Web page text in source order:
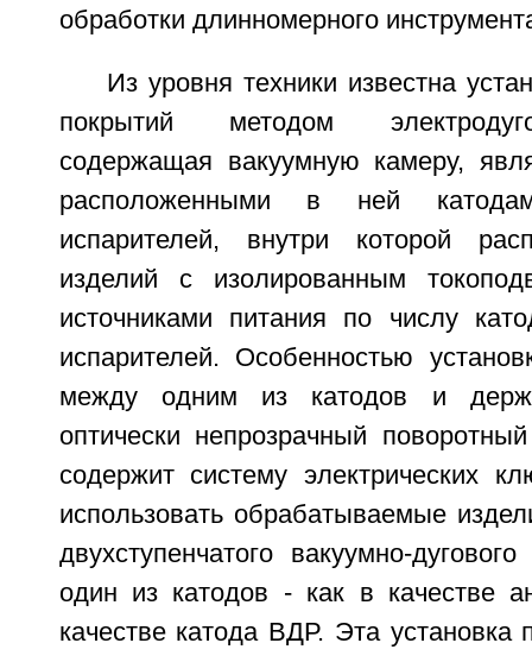
обработки длинномерного
Из уровня техники известна
покрытий методом
содержащая вакуумную камеру,
расположенными в ней
испарителей, внутри которой
изделий с изолированным
источниками питания по числу
испарителей. Особенностью
между одним из катодов и
оптически непрозрачный
содержит систему электрических
использовать обрабатываемые
двухступенчатого вакуумно-
один из катодов - как в качестве
качестве катода ВДР. Эта установка